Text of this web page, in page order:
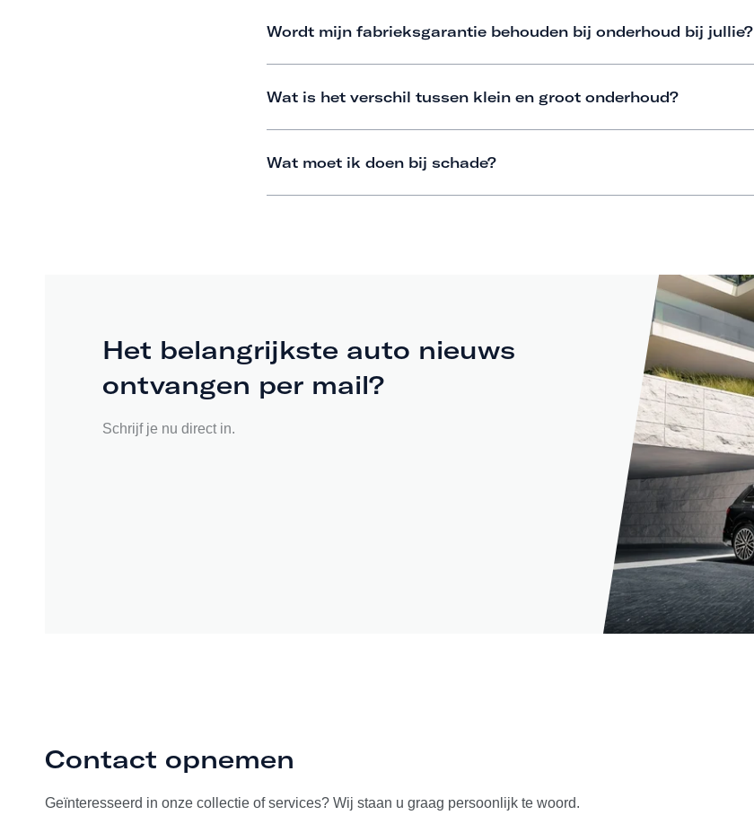
Wordt mijn fabrieksgarantie behouden bij onderhoud bij jullie?
Wat is het verschil tussen klein en groot onderhoud?
Wat moet ik doen bij schade?
Het belangrijkste auto nieuws
ontvangen per mail?
Schrijf je nu direct in.
Contact opnemen
Geïnteresseerd in onze collectie of services? Wij staan u graag persoonlijk te woord.